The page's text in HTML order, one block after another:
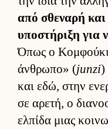
από σθεναρή
υποστήριξη για
Όπως ο
άν­θρωπο» (junzi)
και εδώ, στην
σε αρετή, ο
ελ­πίδα μιας